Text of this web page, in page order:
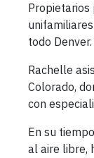
Propietarios
todo Denver.
Rachelle
Colorado,
con
En su
al aire libre,